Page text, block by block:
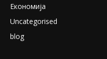
Економија
Uncategorised
blog